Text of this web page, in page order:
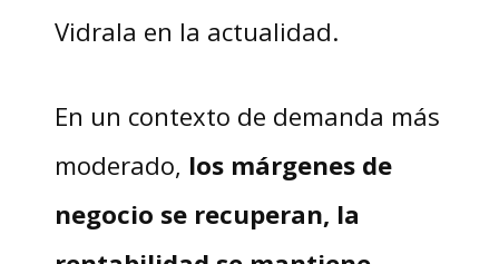
Vidrala en la actualidad.
En un contexto de demanda más
moderado, los márgenes de
negocio se recuperan, la